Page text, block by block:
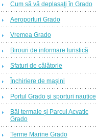
Cum să vă deplasaţi în Grado
Aeroporturi Grado
Vremea Grado
Birouri de informare turistică
Sfaturi de călătorie
Închiriere de maşini
Portul Grado şi sporturi nautice
Băi termale şi Parcul Acvatic
Grado
Terme Marine Grado